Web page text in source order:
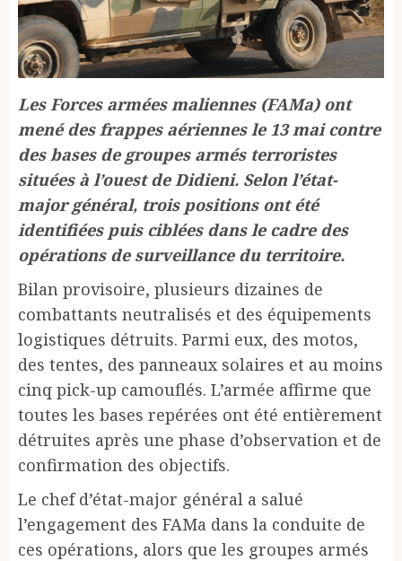
Les Forces armées maliennes (FAMa) ont
mené des frappes aériennes le 13 mai contre
des bases de groupes armés terroristes
situées à l’ouest de Didieni. Selon l’état-
major général, trois positions ont été
identifiées puis ciblées dans le cadre des
opérations de surveillance du territoire.
Bilan provisoire, plusieurs dizaines de
combattants neutralisés et des équipements
logistiques détruits. Parmi eux, des motos,
des tentes, des panneaux solaires et au moins
cinq pick-up camouflés. L’armée affirme que
toutes les bases repérées ont été entièrement
détruites après une phase d’observation et de
confirmation des objectifs.
Le chef d’état-major général a salué
l’engagement des FAMa dans la conduite de
ces opérations, alors que les groupes armés